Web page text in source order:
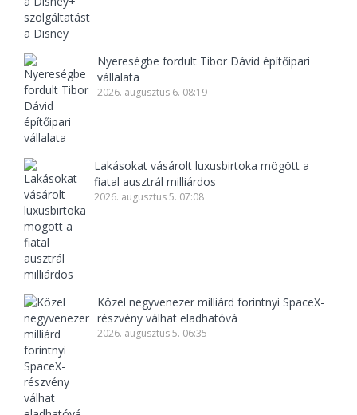
Nyereségbe fordult Tibor Dávid építőipari
vállalata
2026. augusztus 6. 08:19
Lakásokat vásárolt luxusbirtoka mögött a
fiatal ausztrál milliárdos
2026. augusztus 5. 07:08
Közel negyvenezer milliárd forintnyi SpaceX-
részvény válhat eladhatóvá
2026. augusztus 5. 06:35